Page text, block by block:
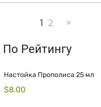
1 2
Рейтингу
Настойка Прополиса 25 мл
$8.00